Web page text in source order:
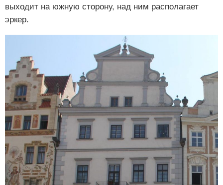
выходит на южную сторону, над ним располагает
эркер.